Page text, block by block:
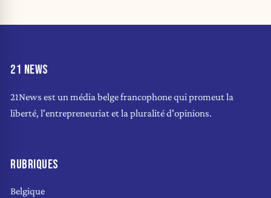
21 NEWS
21News est un média belge francophone qui promeut la
liberté, l'entrepreneuriat et la pluralité d'opinions.
RUBRIQUES
Belgique